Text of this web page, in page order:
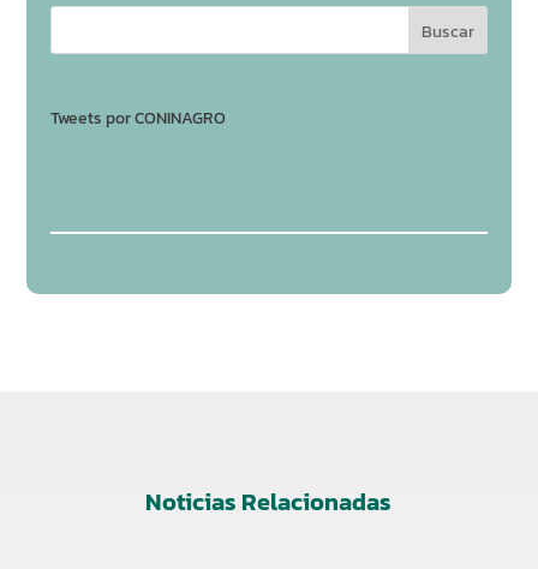
Tweets por CONINAGRO
Noticias Relacionadas